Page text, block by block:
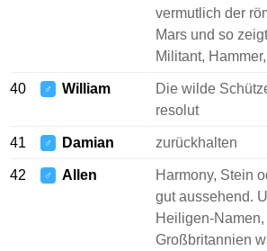
vermutlich der
Mars und so
Militant,
40 ♂ William
Die wilde
resolut
41 ♂ Damian zurückhalten
42 ♂ Allen
Harmony, Stein
gut aussehend.
Heiligen-
Großbritannien